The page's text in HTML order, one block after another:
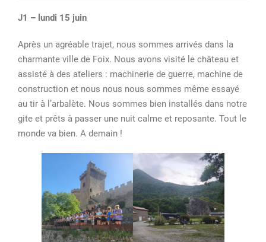
en
Ariège
du
15
au
18
J1 – lundi 15 juin
Après un agréable trajet, nous sommes arrivés dans la
charmante ville de Foix. Nous avons visité le château et
assisté à des ateliers : machinerie de guerre, machine de
construction et nous nous nous sommes même essayé
au tir à l’arbalète. Nous sommes bien installés dans notre
gite et prêts à passer une nuit calme et reposante. Tout le
monde va bien. A demain !